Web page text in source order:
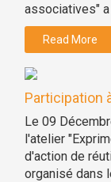
associatives" a
Read More
Participation
Le 09
l'atelier
d'action de
organisé dans